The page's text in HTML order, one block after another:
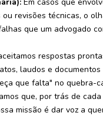
revisões técnicas, o
que um advogado
respostas
laudos e documentos
que falta" no quebra-
que, por trás de
missão é dar voz a